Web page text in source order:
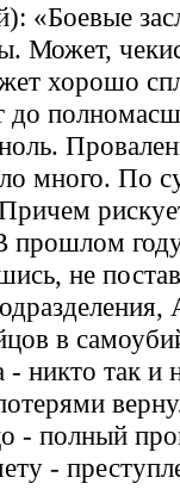
«Боевые
Может,
хорошо
до
много. По
прошлом
не
в
- никто так
- полный
-